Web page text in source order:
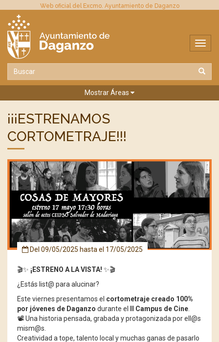
Web oficial del Excmo. Ayuntamiento de Daganzo
Mostrar Áreas
¡¡¡ESTRENAMOS
CORTOMETRAJE!!!
Del 09/05/2025 hasta el 17/05/2025
🎬✨ ¡ESTRENO A LA VISTA! ✨🎬
¿Estás list@ para alucinar?
Este viernes presentamos el cortometraje creado 100%
por jóvenes de Daganzo durante el II Campus de Cine
📽️ Una historia pensada, grabada y protagonizada por ell@s
mism@s.
Creatividad a tope, talento local y muchas ganas de pasarlo